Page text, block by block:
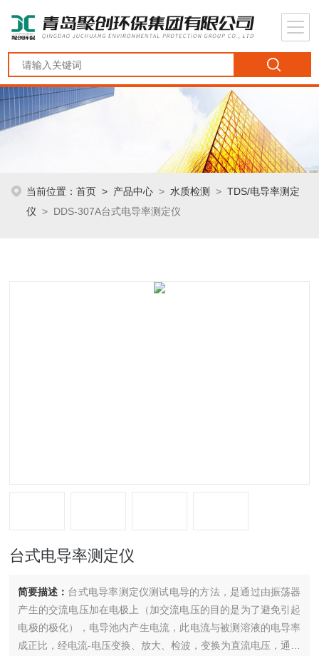
当前位置：首页 > 产品中心 >水质检测 >TDS/电导率测定
仪 > DDS-307A台式电导率测定仪
台式电导率测定仪
简要描述： 台式电导率测定仪测试电导的方法，是通过由振荡器
产生的交流电压加在电极上（加交流电压的目的是为了避免引起
电极的极化），电导池内产生电流，此电流与被测溶液的电导率
成正比，经电流-电压变换、放大、检波，变换为直流电压，通过